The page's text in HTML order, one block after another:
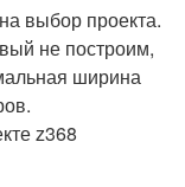
выбор проекта.
не построим,
ширина
z368